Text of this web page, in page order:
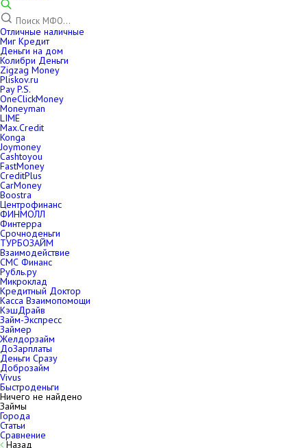
Отличные наличные
Миг Кредит
Деньги на дом
Колибри Деньги
Zigzag Money
Pliskov.ru
Pay P.S.
OneClickMoney
Moneyman
LIME
Max.Credit
Konga
Joymoney
Cashtoyou
FastMoney
CreditPlus
CarMoney
Boostra
Центрофинанс
ФИНМОЛЛ
Финтерра
Срочноденьги
ТУРБОЗАЙМ
Взаимодействие
СМС Финанс
Рубль.ру
Микроклад
Кредитный Доктор
Касса Взаимопомощи
КэшДрайв
Займ-Экспресс
Займер
Желдорзайм
ДоЗарплаты
Деньги Сразу
Доброзайм
Vivus
Быстроденьги
Ничего не найдено
Займы
Города
Статьи
Сравнение
Назад